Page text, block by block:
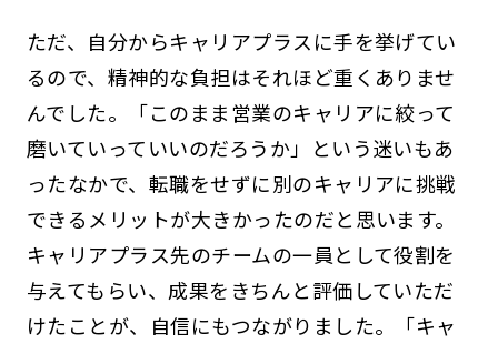
ただ、自分からキャリアプラスに手を挙げてい
るので、精神的な負担はそれほど重くありませ
んでした。「このまま営業のキャリアに絞って
磨いていっていいのだろうか」という迷いもあ
ったなかで、転職をせずに別のキャリアに挑戦
できるメリットが大きかったのだと思います。
キャリアプラス先のチームの一員として役割を
与えてもらい、成果をきちんと評価していただ
けたことが、自信にもつながりました。「キャ